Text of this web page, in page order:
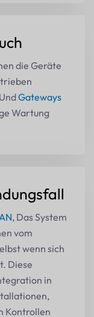
die Geräte
UndGateways
Wartung
, Das System
vom
wenn sich
Diese
in
Kontrollen